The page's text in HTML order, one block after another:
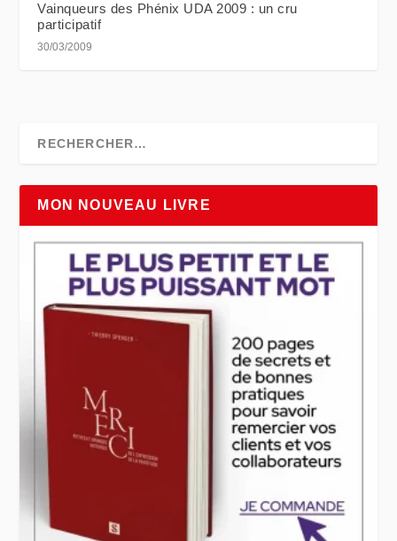
Vainqueurs des Phénix UDA 2009 : un cru
participatif
30/03/2009
MON NOUVEAU LIVRE